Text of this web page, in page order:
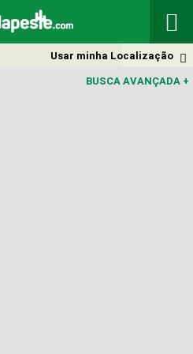


Usar minha Localização
BUSCA AVANÇADA +